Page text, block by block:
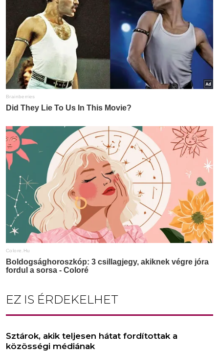
EZ IS ÉRDEKELHET
Sztárok, akik teljesen hátat fordítottak a
közösségi médiának